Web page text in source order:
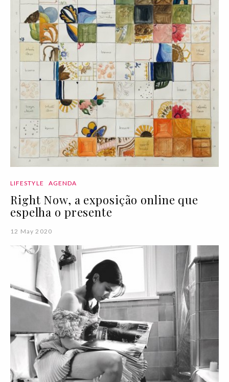
LIFESTYLE AGENDA
Right Now, a exposição online que
espelha o presente
12 May 2020